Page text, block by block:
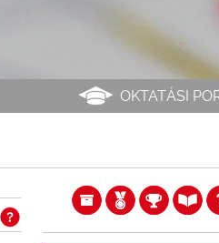
OKTATÁSI